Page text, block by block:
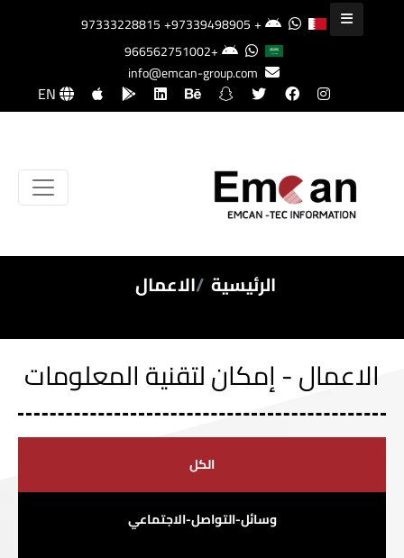
+97333228815
+97339498905
+966562751002
info@emcan-group.com
EN
الرئيسية الاعمال
الاعمال - إمكان لتقنية المعلومات
الكل
وسائل-التواصل-الاجتماعي